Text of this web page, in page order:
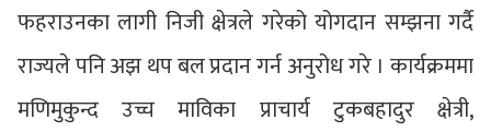
फहराउनका लागी निजी क्षेत्रले गरेको योगदान सम्झना गर्दै
राज्यले पनि अझ थप बल प्रदान गर्न अनुरोध गरे । कार्यक्रममा
मणिमुकुन्द उच्च माविका प्राचार्य टुकबहादुर क्षेत्री,